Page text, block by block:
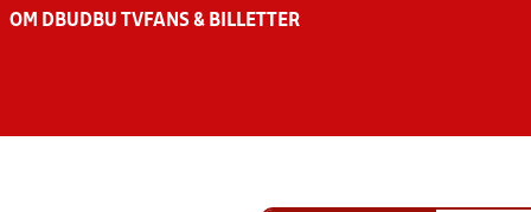
OM DBU DBU TV FANS & BILLETTER